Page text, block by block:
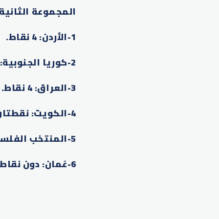
المجموعة الثانية
1- الأردن: 4 نقاط
.
2- كوريا الجنوبية: 4 نقاط
3- العراق: 4 نقاط
.
4- الكويت:
5- المنتخب
6- عُمان: دون نقاط